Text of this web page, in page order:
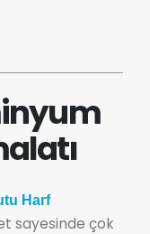
Harf
sayesinde çok